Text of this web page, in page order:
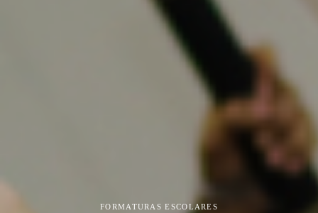
FORMATURAS ESCOLARES